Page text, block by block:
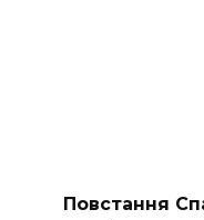
Повстання